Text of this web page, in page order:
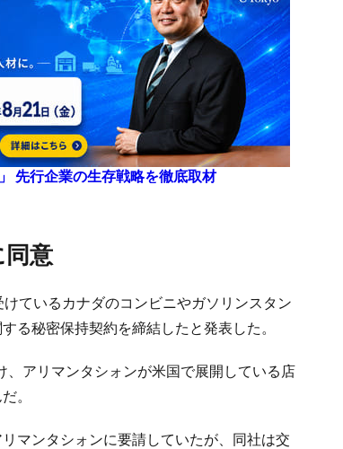
先行企業の生存戦略を徹底取材
同意
ているカナダのコンビニやガソリンスタン
る秘密保持契約を締結したと発表した。
アリマンタシォンが米国で展開している店
。
マンタシォンに要請していたが、同社は交